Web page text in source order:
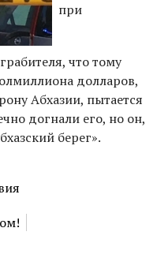
при
что тому
долларов,
Абхазии, пытается
догнали его, но он,
берег».